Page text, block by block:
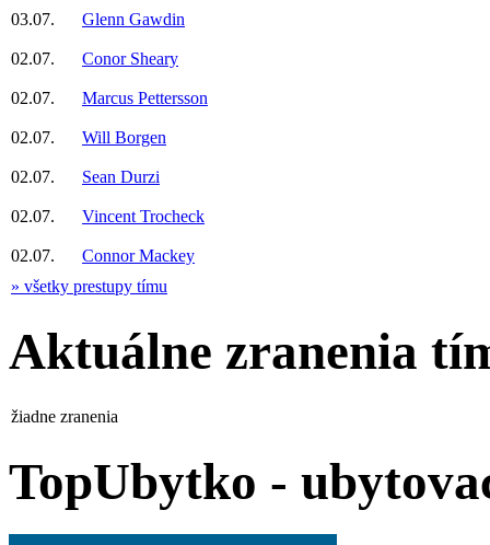
03.07. Glenn Gawdin
02.07. Conor Sheary
02.07. Marcus Pettersson
02.07. Will Borgen
02.07. Sean Durzi
02.07. Vincent Trocheck
02.07.
Connor Mackey
» všetky prestupy tímu
Aktuálne zranenia
žiadne zranenia
TopUbytko -